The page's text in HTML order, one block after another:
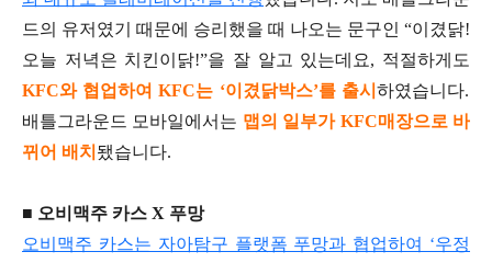
드의 유저였기 때문에 승리했을 때 나오는 문구인 “이겼닭!
오늘 저녁은 치킨이닭!”을 잘 알고 있는데요, 적절하게도
KFC와 협업하여 KFC는 ‘이겼닭박스’를 출시 하였습니다.
배틀그라운드 모바일에서는 맵의 일부가 KFC매장으로 바
뀌어 배치 됐습니다.
■ 오비맥주 카스 X 푸망
오비맥주 카스는 자아탐구 플랫폼 푸망과 협업하여 ‘우정